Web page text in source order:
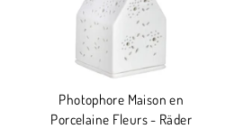
Photophore Maison en
Porcelaine Fleurs - Räder